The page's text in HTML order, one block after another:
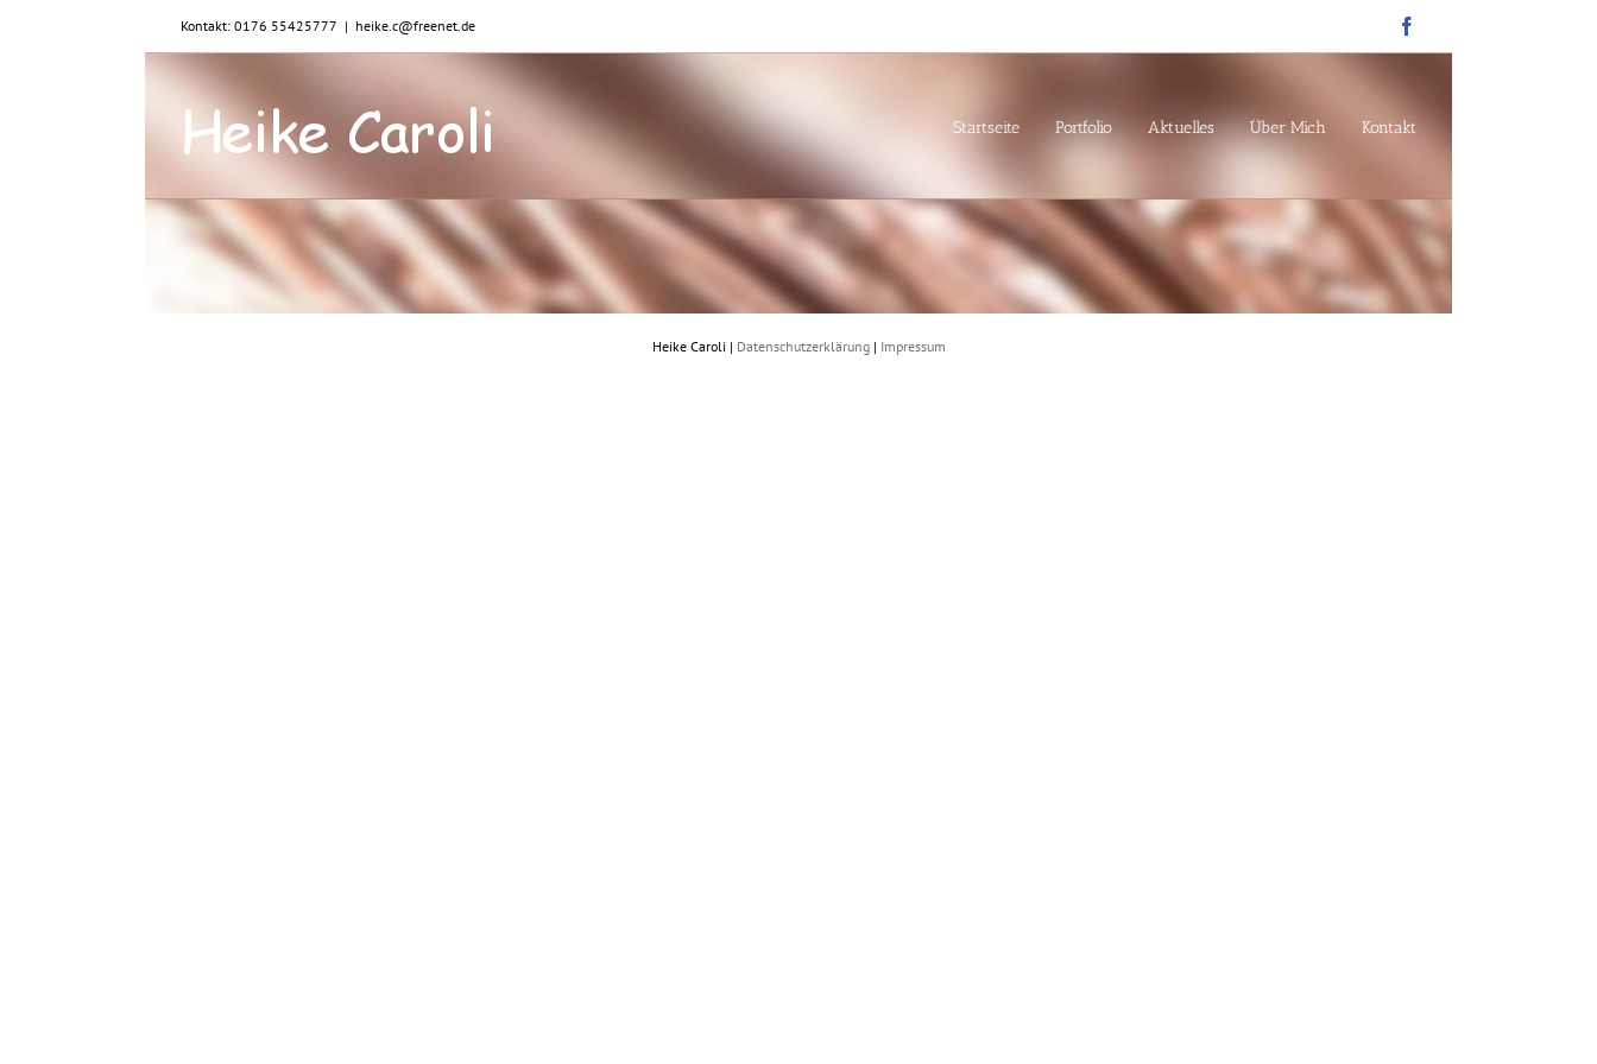
Kontakt: 0176 55425777 | heike.c@freenet.de
Startseite Portfolio Aktuelles Über Mich Kontakt
Heike Caroli | Datenschutzerklärung| Impressum